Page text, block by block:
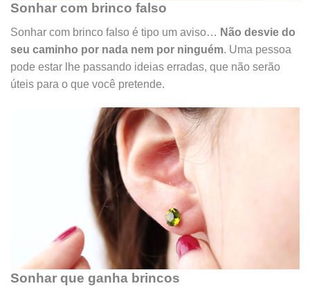
Sonhar com brinco falso
Sonhar com brinco falso é tipo um aviso… Não desvie do
seu caminho por nada nem por ninguém. Uma pessoa
pode estar lhe passando ideias erradas, que não serão
úteis para o que você pretende.
Sonhar que ganha brincos